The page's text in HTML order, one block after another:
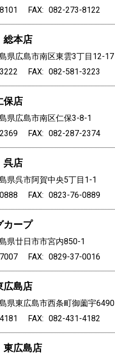
FAX 082-273-8122
本店
県広島市南区東雲3丁目12-17
FAX 082-581-3223
店
県広島市南区仁保3-8-1
FAX 082-287-2374
店
県呉市阿賀中央5丁目1-1
FAX 0823-76-0889
カープ
県廿日市市宮内850-1
FAX 0829-37-0016
島店
県東広島市西条町御薗宇6490
FAX 082-431-4182
広島店